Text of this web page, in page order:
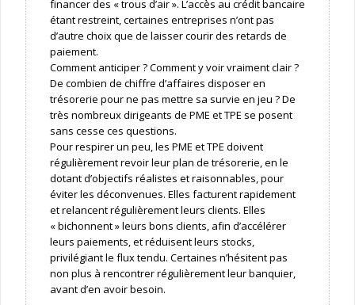
financer des « trous d’air ». L’accès au crédit bancaire
étant restreint, certaines entreprises n’ont pas
d’autre choix que de laisser courir des retards de
paiement.
Comment anticiper ? Comment y voir vraiment clair ?
De combien de chiffre d’affaires disposer en
trésorerie pour ne pas mettre sa survie en jeu ? De
très nombreux dirigeants de PME et TPE se posent
sans cesse ces questions.
Pour respirer un peu, les PME et TPE doivent
régulièrement revoir leur plan de trésorerie, en le
dotant d’objectifs réalistes et raisonnables, pour
éviter les déconvenues. Elles facturent rapidement
et relancent régulièrement leurs clients. Elles
« bichonnent » leurs bons clients, afin d’accélérer
leurs paiements, et réduisent leurs stocks,
privilégiant le flux tendu. Certaines n’hésitent pas
non plus à rencontrer régulièrement leur banquier,
avant d’en avoir besoin.